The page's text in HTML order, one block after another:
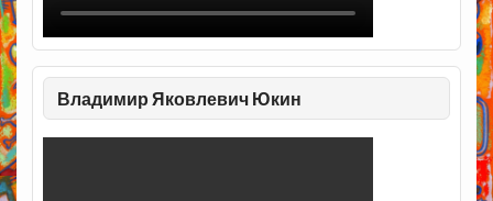
Владимир Яковлевич Юкин